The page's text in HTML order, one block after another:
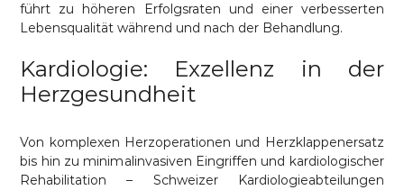
führt zu höheren Erfolgsraten und einer verbesserten
Lebensqualität während und nach der Behandlung.
Kardiologie: Exzellenz in der
Herzgesundheit
Von komplexen Herzoperationen und Herzklappenersatz
bis hin zu minimalinvasiven Eingriffen und kardiologischer
Rehabilitation – Schweizer Kardiologieabteilungen